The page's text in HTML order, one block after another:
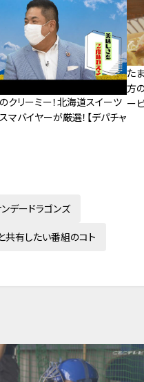
クリーミー！北海道スイーツ
マバイヤーが厳選！【デパチャ
た
方
ー
デードラゴンズ
共有したい番組のコト